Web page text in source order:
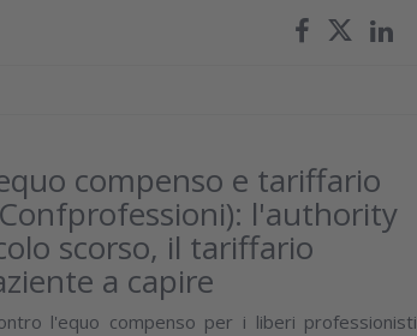
compenso e tariffario
l'authority
scorso, il tariffario
a capire
l'equo compenso per i liberi professionisti